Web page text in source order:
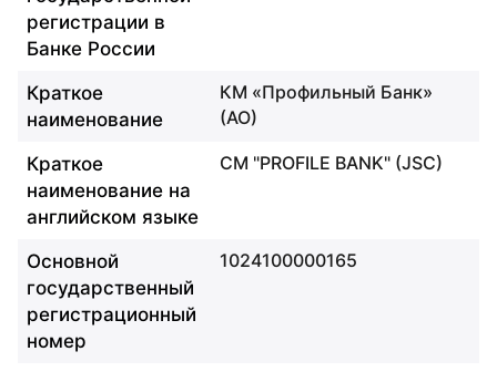
регистрации в
Банке России
Краткое
наименование
КМ «Профильный Банк»
(АО)
Краткое
наименование на
английском языке
CM "PROFILE BANK" (JSC)
Основной
государственный
регистрационный
номер
1024100000165